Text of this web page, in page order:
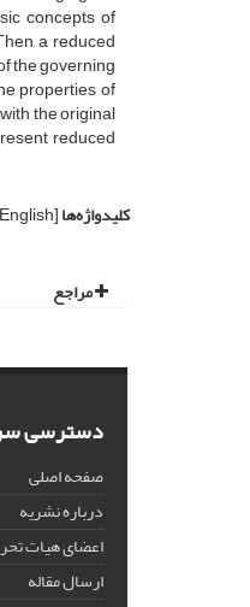
concepts of
a reduced
the governing
properties of
the original
reduced
کلیدواژه‌ها[English]
مراجع
دسترسی
صفحه اصلی
درباره نشریه
اعضای هیات
ارسال مقاله